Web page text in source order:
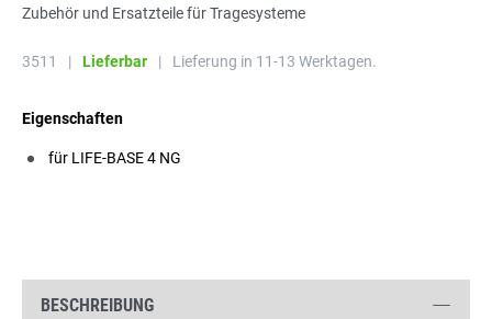
Zubehör und Ersatzteile für Tragesysteme
3511 | Lieferbar | Lieferung in 11-13 Werktagen.
Eigenschaften
für LIFE-BASE 4 NG
BESCHREIBUNG